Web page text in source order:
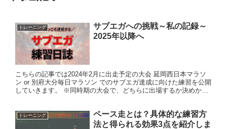
トレーニング
サブエガへの挑戦～私の記録～
2025年以降へ
こちらの記事では2024年2月に出走予定の大会 延岡西日本マラソ
ン or 別府大分毎日マラソン でのサブエガ達成に向けた練習を公開
していきます。 ※同時期の大会で、どちらに出場するか決めかね
トレーニング
ペース走とは？具体的な練習方
法と得られる効果3点を紹介しま